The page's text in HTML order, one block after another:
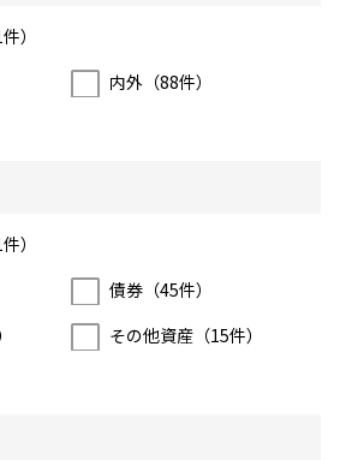
スファンド 購入・換金手数料なしシ
営基本方針
体制
要課題
取り組み
ート
ップ・コードへの対応
してください。
件）
内外（88件）
件）
債券（45件）
その他資産（15件）